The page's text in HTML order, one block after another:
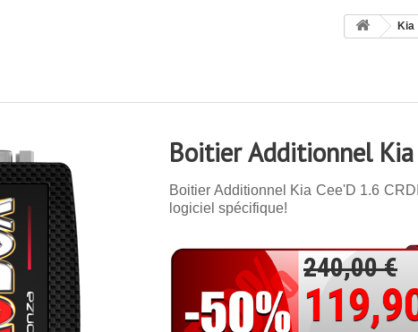
Kia
Boitier Additionnel
Boitier Additionnel Kia Cee'D 1.6
logiciel spécifique!
240,00 €